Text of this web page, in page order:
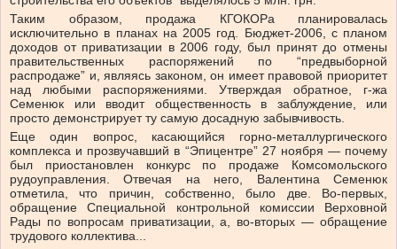
Таким образом, продажа КГОКОРа планировалась
исключительно в планах на 2005 год. Бюджет-2006, с планом
доходов от приватизации в 2006 году, был принят до отмены
правительственных распоряжений по “предвыборной
распродаже” и, являясь законом, он имеет правовой приоритет
над любыми распоряжениями. Утверждая обратное, г-жа
Семенюк или вводит общественность в заблуждение, или
просто демонстрирует ту самую досадную забывчивость.
Еще один вопрос, касающийся горно-металлургического
комплекса и прозвучавший в “Эпицентре” 27 ноября — почему
был приостановлен конкурс по продаже Комсомольского
рудоуправления. Отвечая на него, Валентина Семенюк
отметила, что причин, собственно, было две. Во-первых,
обращение Специальной контрольной комиссии Верховной
Рады по вопросам приватизации, а, во-вторых — обращение
трудового коллектива...